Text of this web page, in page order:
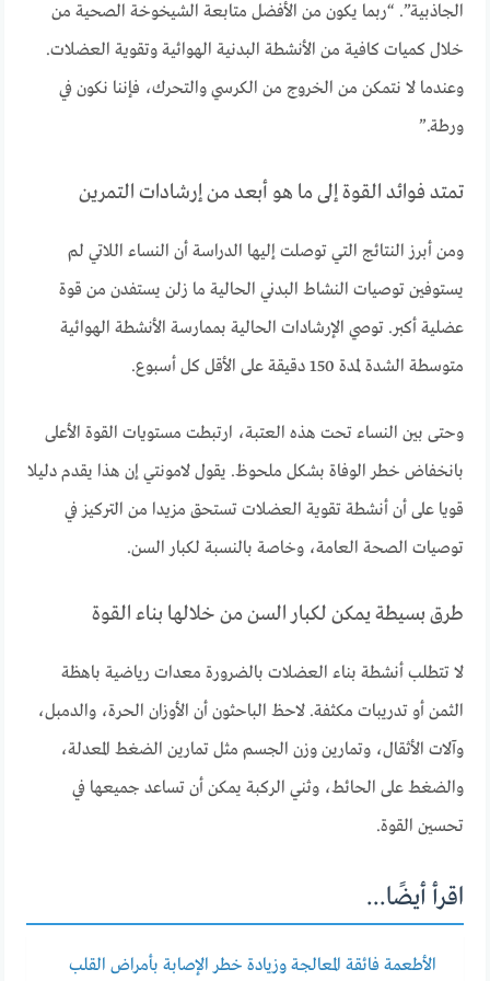
الجاذبية”. “ربما يكون من الأفضل متابعة الشيخوخة الصحية من
خلال كميات كافية من الأنشطة البدنية الهوائية وتقوية العضلات.
وعندما لا نتمكن من الخروج من الكرسي والتحرك، فإننا نكون في
ورطة.”
تمتد فوائد القوة إلى ما هو أبعد من إرشادات التمرين
ومن أبرز النتائج التي توصلت إليها الدراسة أن النساء اللاتي لم
يستوفين توصيات النشاط البدني الحالية ما زلن يستفدن من قوة
عضلية أكبر. توصي الإرشادات الحالية بممارسة الأنشطة الهوائية
متوسطة الشدة لمدة 150 دقيقة على الأقل كل أسبوع.
وحتى بين النساء تحت هذه العتبة، ارتبطت مستويات القوة الأعلى
بانخفاض خطر الوفاة بشكل ملحوظ. يقول لامونتي إن هذا يقدم دليلا
قويا على أن أنشطة تقوية العضلات تستحق مزيدا من التركيز في
توصيات الصحة العامة، وخاصة بالنسبة لكبار السن.
طرق بسيطة يمكن لكبار السن من خلالها بناء القوة
لا تتطلب أنشطة بناء العضلات بالضرورة معدات رياضية باهظة
الثمن أو تدريبات مكثفة. لاحظ الباحثون أن الأوزان الحرة، والدمبل،
وآلات الأثقال، وتمارين وزن الجسم مثل تمارين الضغط المعدلة،
والضغط على الحائط، وثني الركبة يمكن أن تساعد جميعها في
تحسين القوة.
اقرأ أيضًا...
الأطعمة فائقة المعالجة وزيادة خطر الإصابة بأمراض القلب